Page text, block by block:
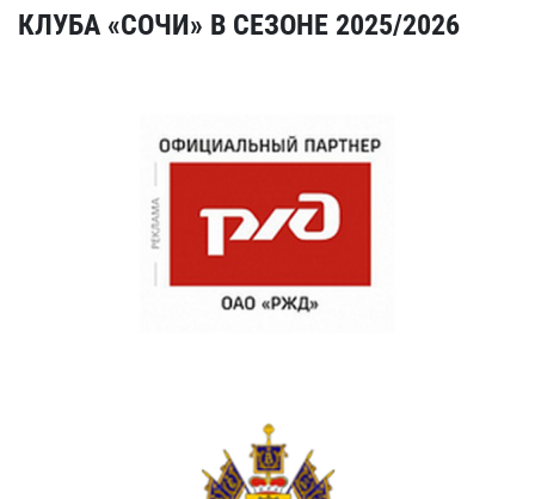
КЛУБА «СОЧИ» В СЕЗОНЕ 2025/2026